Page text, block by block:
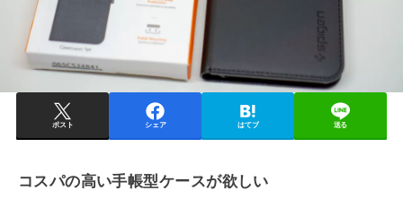
ポスト シェア はてブ 送る
コスパの高い手帳型ケースが欲しい